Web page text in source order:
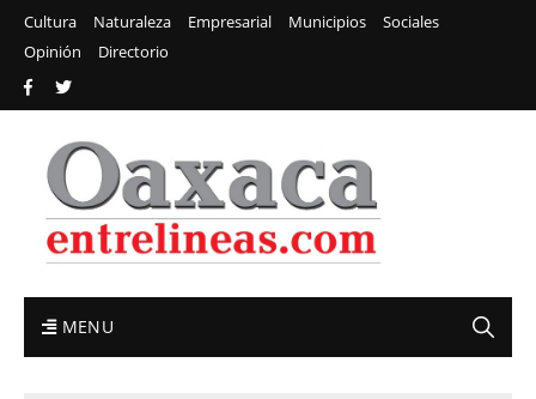
Cultura Naturaleza Empresarial Municipios
Sociales
Opinión
Directorio
MENU